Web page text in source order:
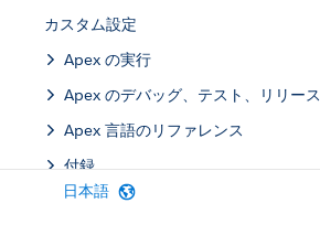
カスタム設定
Apex の実行
Apex のデバッグ、テスト、リリース
Apex 言語のリファレンス
付録
用語集
日本語